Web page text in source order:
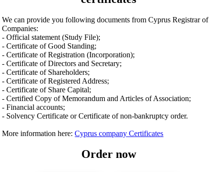
We can provide you following documents from Cyprus Registrar of
Companies:
- Official statement (Study File);
- Certificate of Good Standing;
- Certificate of Registration (Incorporation);
- Certificate of Directors and Secretary;
- Certificate of Shareholders;
- Certificate of Registered Address;
- Certificate of Share Capital;
- Certified Copy of Memorandum and Articles of Association;
- Financial accounts;
- Solvency Certificate or Certificate of non-bankruptcy order.
More information here:Cyprus company Certificates
Order now